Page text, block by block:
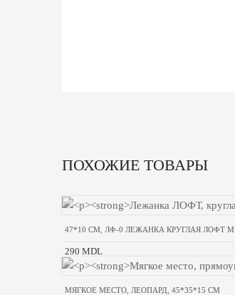
ПОХОЖИЕ ТОВАРЫ
47*10 СМ, ЛФ-0 ЛЕЖАНКА КРУГЛАЯ ЛОФТ М
290 MDL
МЯГКОЕ МЕСТО, ЛЕОПАРД, 45*35*15 СМ